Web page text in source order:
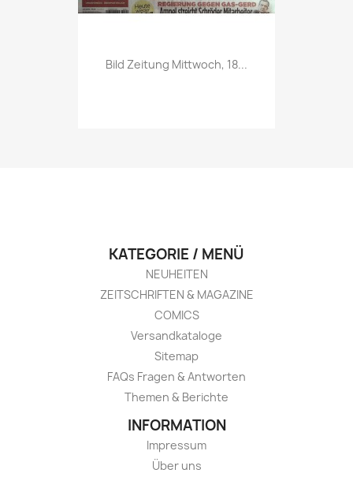
Vorschau
Bild Zeitung Mittwoch, 18...
KATEGORIE / MENÜ
NEUHEITEN
ZEITSCHRIFTEN & MAGAZINE
COMICS
Versandkataloge
Sitemap
FAQs Fragen & Antworten
Themen & Berichte
INFORMATION
Impressum
Über uns